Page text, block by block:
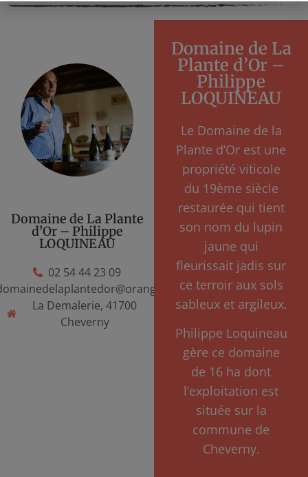
Domaine de La Plante
d’Or – Philippe
LOQUINEAU
02 54 44 23 09
La Demalerie, 41700
Cheverny
Domaine de La
Plante d’Or –
Philippe
LOQUINEAU
Le Domaine de la
Plante d’Or est une
propriété viticole
du 19ème siècle
restaurée qui tient
son nom du lupin
jaune qui
fleurissait jadis sur
ce terroir aux sols
sableux et argileux.
Philippe Loquineau
gère ce domaine
de 16 ha dont
l’exploitation est
située sur la
commune de
Cheverny.